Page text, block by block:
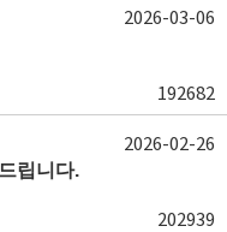
192682
2026-03-06
립니다.
202939
2026-02-26